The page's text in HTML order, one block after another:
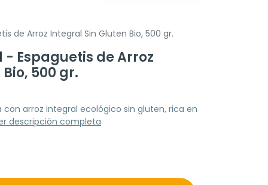
de Arroz Integral Sin Gluten Bio, 500 gr.
Espaguetis de Arroz
500 gr.
arroz integral ecológico sin gluten, rica en
descripción completa